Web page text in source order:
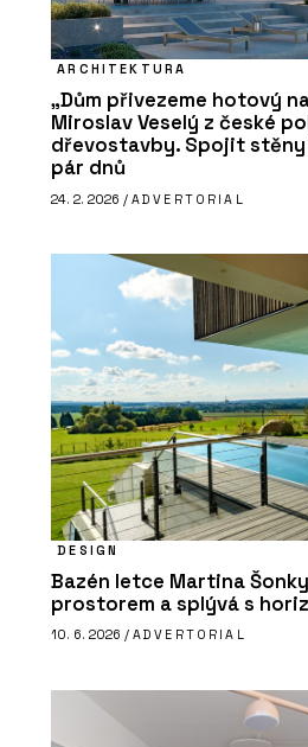
ARCHITEKTURA
„Dům přivezeme hotový
Miroslav Veselý z české
dřevostavby. Spojit
pár dnů
24. 2. 2026 / ADVERTORIAL
DESIGN
Bazén letce Martina
prostorem a splývá s
10. 6. 2026 / ADVERTORIAL